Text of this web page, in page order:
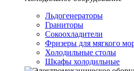
Льдогенераторы
Граниторы
Сокоохладители
Фризеры для мягкого
Холодильные столы
Шкафы холодильные